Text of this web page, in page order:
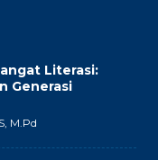
Literasi:
Generasi
M.Pd